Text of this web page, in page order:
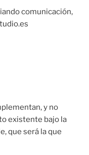
comunicación,
y no
existente bajo la
que será la que